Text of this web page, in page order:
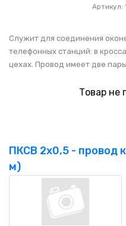
Артикул:
Служит для соединения
телефонных станций: в
цехах. Провод имеет две
Товар не
ПКСВ 2х0,5 - провод
м)